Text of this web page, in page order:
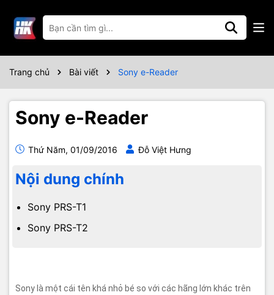
Trang chủ Bài viết Sony e-Reader
Sony e-Reader
Thứ Năm, 01/09/2016 Đỗ Việt Hưng
Nội dung chính
Sony PRS-T1
Sony PRS-T2
Sony là một cái tên khá nhỏ bé so với các hãng lớn khác trên